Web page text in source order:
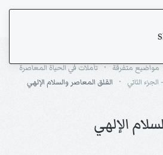
مواضيع متفرقة
تأملات في الحياة المعاصرة
الثاني
القلق المعاصر والسلام الإلهي
الإلهي